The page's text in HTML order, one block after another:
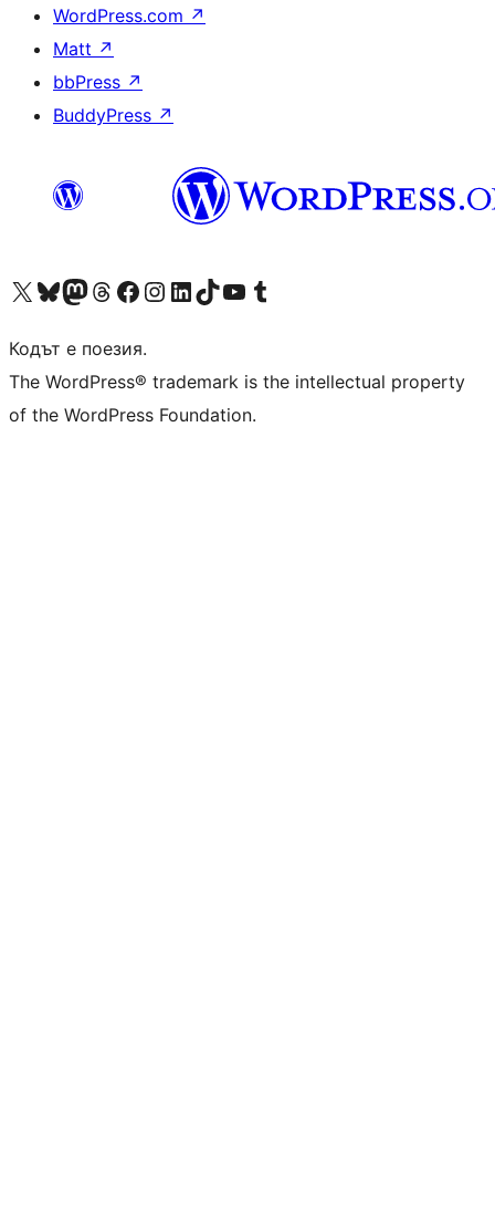
WordPress.com ↗
Matt ↗
bbPress ↗
BuddyPress ↗
Visit our X (formerly Twitter) account
Visit our Bluesky account
Visit our Mastodon account
Visit our Threads account
Посетете нашата страница във Facebook
Посетете нашия профил в Instagram
Посетете нашия профил в LinkedIn
Visit our TikTok account
Visit our YouTube channel
Visit our Tumblr account
Кодът е поезия.
The WordPress® trademark is the intellectual property
of the WordPress Foundation.